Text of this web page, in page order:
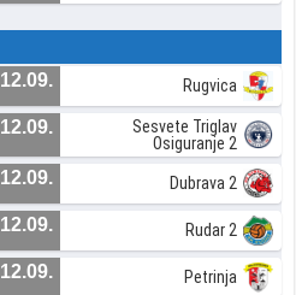
12.09. Rugvica
12.09.
Sesvete Triglav
Osiguranje 2
12.09. Dubrava 2
12.09. Rudar 2
12.09. Petrinja